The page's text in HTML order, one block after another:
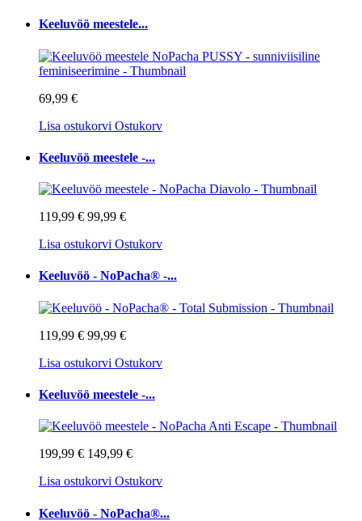
Keeluvöö meestele...
69,99 €
Lisa ostukorvi Ostukorv
Keeluvöö meestele -...
119,99 € 99,99 €
Lisa ostukorvi Ostukorv
Keeluvöö - NoPacha® -...
119,99 € 99,99 €
Lisa ostukorvi Ostukorv
Keeluvöö meestele -...
199,99 € 149,99 €
Lisa ostukorvi Ostukorv
Keeluvöö - NoPacha®...